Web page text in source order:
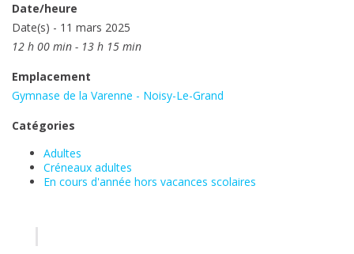
Date/heure
Date(s) - 11 mars 2025
12 h 00 min - 13 h 15 min
Emplacement
Gymnase de la Varenne - Noisy-Le-Grand
Catégories
Adultes
Créneaux adultes
En cours d'année hors vacances scolaires